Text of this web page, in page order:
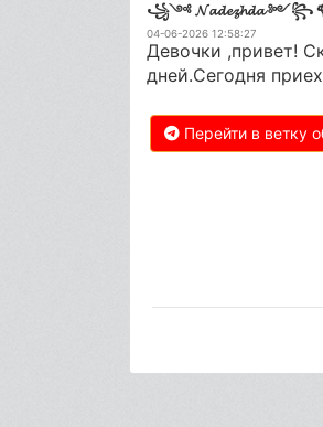
꧁༺ 𝓝𝓪𝓭𝓮𝔃𝓱𝓭𝓪 ༻꧂
04-06-2026 12:58:27
Девочки ,привет!
дней.Сегодня
Перейти в ветку